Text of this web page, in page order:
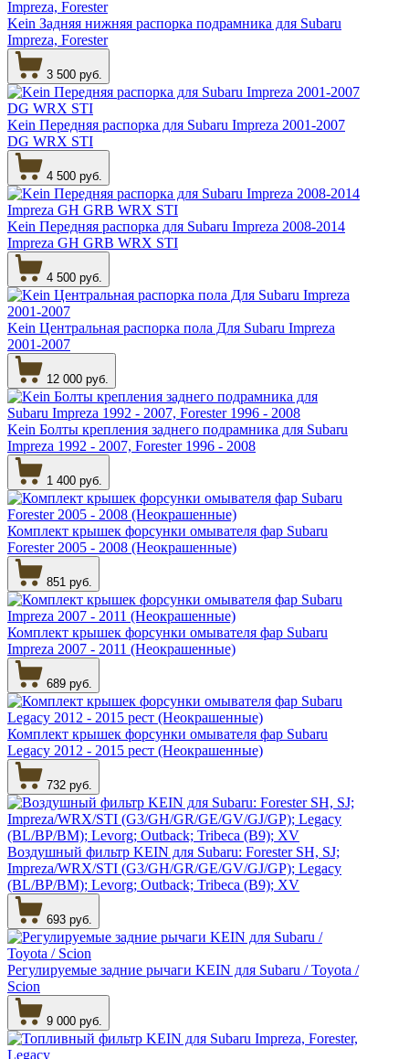
Kein Задняя нижняя распорка подрамника для Subaru
Impreza, Forester
3 500 руб.
Kein Передняя распорка для Subaru Impreza 2001-2007
DG WRX STI
4 500 руб.
Kein Передняя распорка для Subaru Impreza 2008-2014
Impreza GH GRB WRX STI
4 500 руб.
Kein Центральная распорка пола Для Subaru Impreza
2001-2007
12 000 руб.
Kein Болты крепления заднего подрамника для Subaru
Impreza 1992 - 2007, Forester 1996 - 2008
1 400 руб.
Комплект крышек форсунки омывателя фар Subaru
Forester 2005 - 2008 (Неокрашенные)
851 руб.
Комплект крышек форсунки омывателя фар Subaru
Impreza 2007 - 2011 (Неокрашенные)
689 руб.
Комплект крышек форсунки омывателя фар Subaru
Legacy 2012 - 2015 рест (Неокрашенные)
732 руб.
Воздушный фильтр KEIN для Subaru: Forester SH, SJ;
Impreza/WRX/STI (G3/GH/GR/GE/GV/GJ/GP); Legacy
(BL/BP/BM); Levorg; Outback; Tribeca (B9); XV
693 руб.
Регулируемые задние рычаги KEIN для Subaru / Toyota /
Scion
9 000 руб.